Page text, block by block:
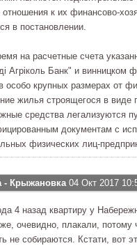
отношения к их финансово-
в постановлении.
на расчетные счета
Агрiколь Банк" и винницком
особо крупных размерах от
жилья строящегося в
средства легализуются
документам с
физических лиц-
- Крыжановка 04 Окт 2017
4 назад квартиру у
очевидно, плакали, потому
не собираются. Кстати, вот